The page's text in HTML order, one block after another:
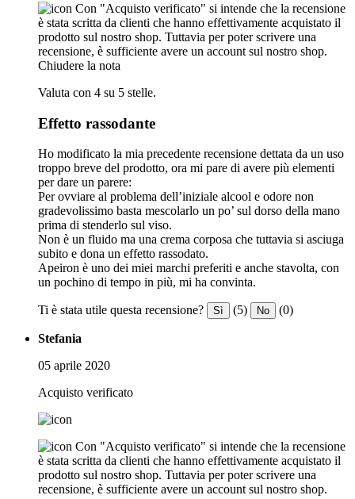
Con "Acquisto verificato" si intende che la recensione
è stata scritta da clienti che hanno effettivamente acquistato il
prodotto sul nostro shop. Tuttavia per poter scrivere una
recensione, è sufficiente avere un account sul nostro shop.
Chiudere la nota
Valuta con 4 su 5 stelle.
Effetto rassodante
Ho modificato la mia precedente recensione dettata da un uso
troppo breve del prodotto, ora mi pare di avere più elementi
per dare un parere:
Per ovviare al problema dell’iniziale alcool e odore non
gradevolissimo basta mescolarlo un po’ sul dorso della mano
prima di stenderlo sul viso.
Non è un fluido ma una crema corposa che tuttavia si asciuga
subito e dona un effetto rassodato.
Apeiron è uno dei miei marchi preferiti e anche stavolta, con
un pochino di tempo in più, mi ha convinta.
Ti è stata utile questa recensione? Sì (5) No (0)
Stefania
05 aprile 2020
Acquisto verificato
Con "Acquisto verificato" si intende che la recensione
è stata scritta da clienti che hanno effettivamente acquistato il
prodotto sul nostro shop. Tuttavia per poter scrivere una
recensione, è sufficiente avere un account sul nostro shop.